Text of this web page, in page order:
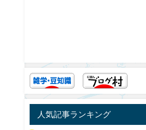
人気記事ランキング